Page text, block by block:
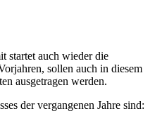
startet auch wieder die
sollen auch in diesem
ausgetragen werden.
der vergangenen Jahre sind: